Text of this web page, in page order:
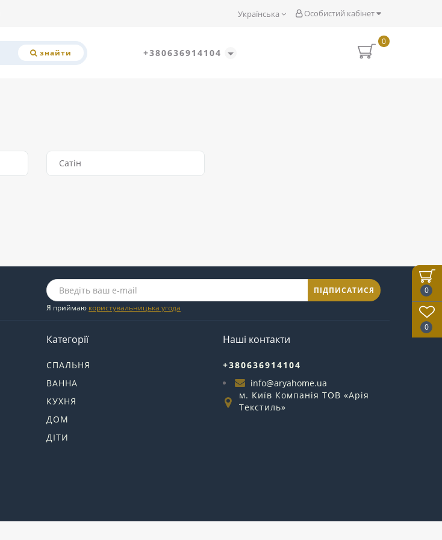
0
0
Особистий кабінет
Українська
знайти +380636914104
0
Сатін
ПІДПИСАТИСЯ
Я приймаю користувальницька угода
Категорії
СПАЛЬНЯ
ВАННА
КУХНЯ
ДОМ
ДІТИ
Наші контакти
+380636914104
info@aryahome.ua
м. Київ Компанія ТОВ «Арія
Текстиль»